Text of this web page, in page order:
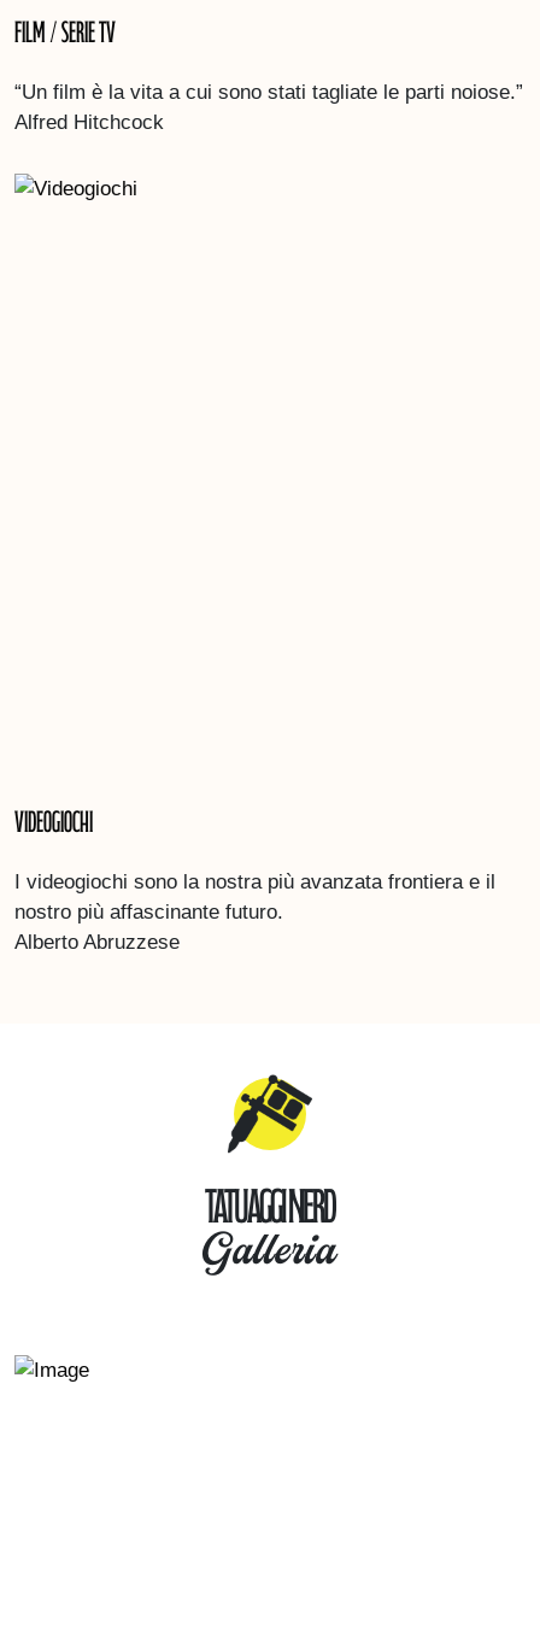
Film / Serie TV
“Un film è la vita a cui sono stati tagliate le parti noiose.”
Alfred Hitchcock
Videogiochi
I videogiochi sono la nostra più avanzata frontiera e il
nostro più affascinante futuro.
Alberto Abruzzese
Tatuaggi Nerd
Galleria